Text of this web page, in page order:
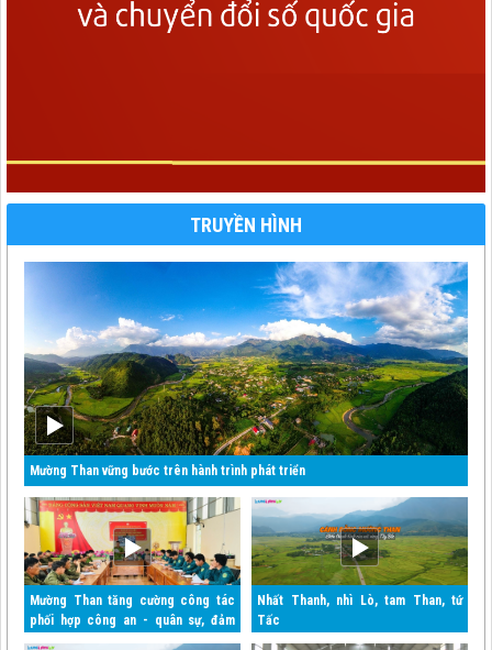
TRUYỀN HÌNH
Mường Than vững bước trên hành trình phát triển
Mường Than tăng cường công tác
phối hợp công an - quân sự, đảm
Nhất Thanh, nhì Lò, tam Than, tứ
Tấc